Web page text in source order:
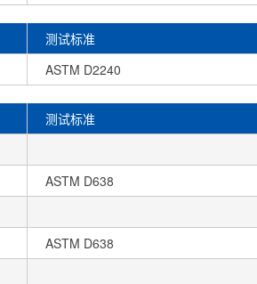
测试标准
ASTM D2240
测试标准
ASTM D638
ASTM D638